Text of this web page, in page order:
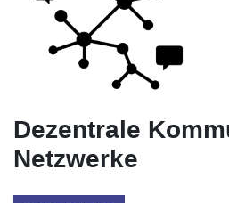
Dezentrale
Netzwerke